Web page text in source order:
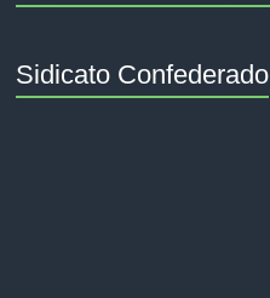
Sidicato Confederado